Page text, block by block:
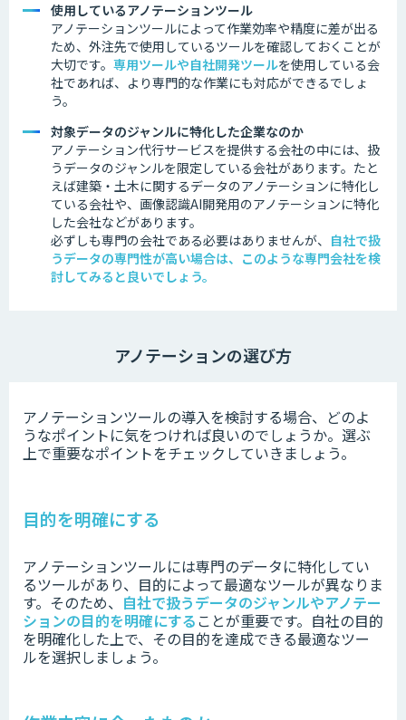
使用しているアノテーションツール
アノテーションツールによって作業効率や精度に差が出る
ため、外注先で使用しているツールを確認しておくことが
大切です。 専用ツールや自社開発ツールを使用している会
社であれば、より専門的な作業にも対応ができるでしょ
う。
対象データのジャンルに特化した企業なのか
アノテーション代行サービスを提供する会社の中には、扱
うデータのジャンルを限定している会社があります。 たと
えば建築・土木に関するデータのアノテーションに特化し
ている会社や、画像認識AI開発用のアノテーションに特化
した会社などがあります。
必ずしも専門の会社である必要はありませんが、 自社で扱
うデータの専門性が高い場合は、このような専門会社を検
討してみると良いでしょう。
アノテーションの選び方
アノテーションツールの導入を検討する場合、どのよ
うなポイントに気をつければ良いのでしょうか。選ぶ
上で重要なポイントをチェックしていきましょう。
目的を明確にする
アノテーションツールには専門のデータに特化してい
るツールがあり、目的によって最適なツールが異なりま
す。そのため、 自社で扱うデータのジャンルやアノテー
ションの目的を明確にする ことが重要です。自社の目的
を明確化した上で、その目的を達成できる最適なツー
ルを選択しましょう。